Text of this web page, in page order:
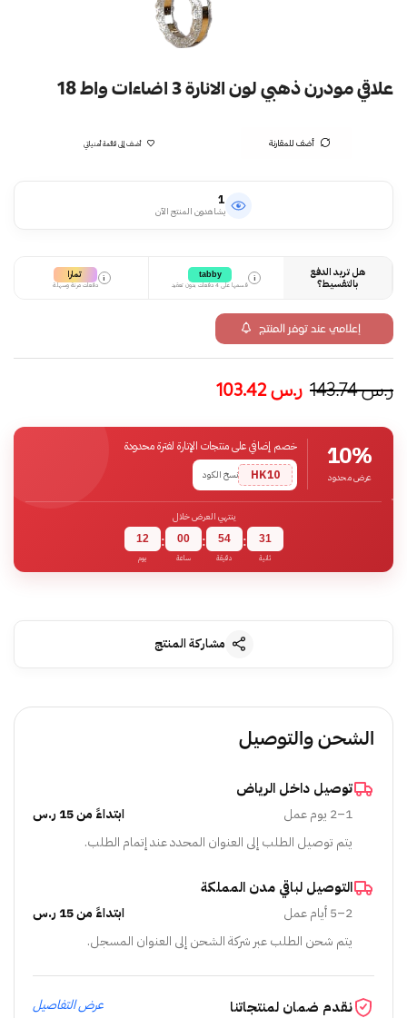
علاقي مودرن ذهبي لون الانارة 3 اضاءات واط 18
أضف للمقارنة أضف إلى قائمة أمنياتي
1
يشاهدون المنتج الآن
هل تريد الدفع
بالتقسيط؟
i
tabby
قسمها على 4 دفعات بدون تعقيد
i تمارا
دفعات مرنة وسهلة
إعلامي عند توفر المنتج
ر.س143.74 ر.س103.42
10%
عرض محدود
خصم إضافي على منتجات الإنارة لفترة محدودة
HK10
نسخ الكود
ينتهي العرض خلال
12
يوم
: 00
ساعة
: 54
دقيقة
: 30
ثانية
مشاركة المنتج
الشحن والتوصيل
توصيل داخل الرياض
1–2 يوم عمل
ابتداءً من 15 ر.س
يتم توصيل الطلب إلى العنوان المحدد عند إتمام الطلب.
التوصيل لباقي مدن المملكة
2–5 أيام عمل
ابتداءً من 15 ر.س
يتم شحن الطلب عبر شركة الشحن إلى العنوان المسجل.
نقدم ضمان لمنتجاتنا عرض التفاصيل